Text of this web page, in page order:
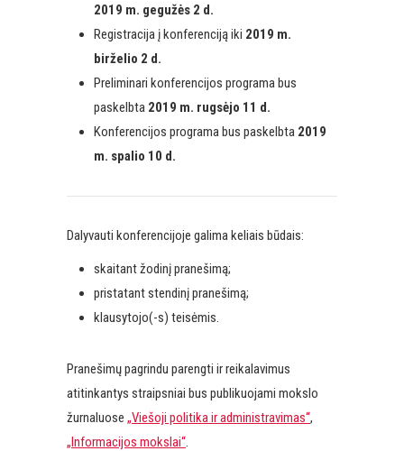
2019 m. gegužės 2 d.
Registracija į konferenciją iki 2019 m.
birželio 2 d.
Preliminari konferencijos programa bus
paskelbta 2019 m. rugsėjo 11 d.
Konferencijos programa bus paskelbta 2019
m. spalio 10 d.
Dalyvauti konferencijoje galima keliais būdais:
skaitant žodinį pranešimą;
pristatant stendinį pranešimą;
klausytojo(-s) teisėmis.
Pranešimų pagrindu parengti ir reikalavimus
atitinkantys straipsniai bus publikuojami mokslo
žurnaluose „Viešoji politika ir administravimas“,
„Informacijos mokslai“.